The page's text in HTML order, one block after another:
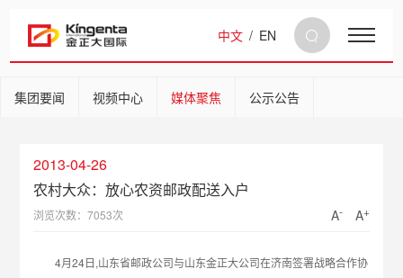
中文 / EN
集团要闻 视频中心 媒体聚焦 公示公告
2013-04-26
农村大众：放心农资邮政配送入户
浏览次数：7053次 A- A+
4月24日,山东省邮政公司与山东金正大公司在济南签署战略合作协